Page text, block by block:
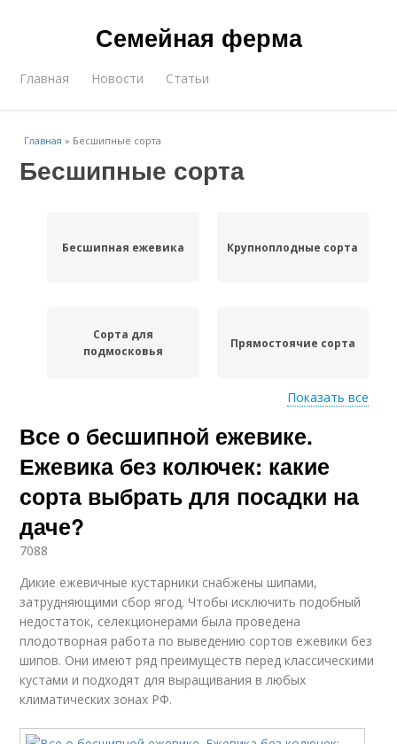
Семейная ферма
Главная Новости Статьи
Главная » Бесшипные сорта
Бесшипные сорта
Бесшипная ежевика Крупноплодные сорта
Сорта для
подмосковья
Прямостоячие сорта
Стелющиеся сорта Ремонтантные сорта
Показать все
Все о бесшипной ежевике.
Ежевика без колючек: какие
сорта выбрать для посадки на
даче?
7088
Дикие ежевичные кустарники снабжены шипами,
затрудняющими сбор ягод. Чтобы исключить подобный
недостаток, селекционерами была проведена
плодотворная работа по выведению сортов ежевики без
шипов. Они имеют ряд преимуществ перед классическими
кустами и подходят для выращивания в любых
климатических зонах РФ.